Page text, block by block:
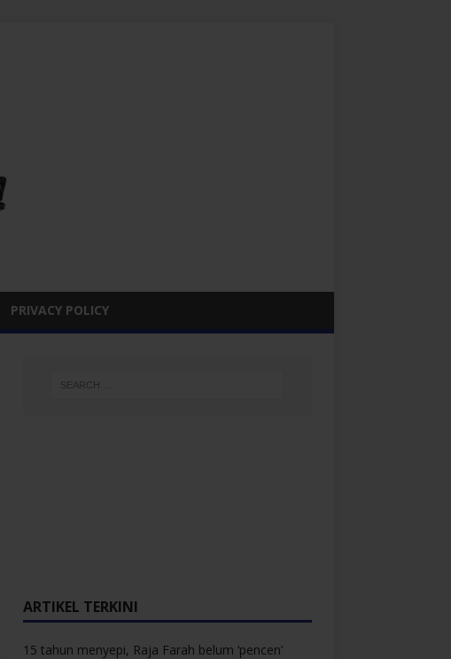
PRIVACY POLICY
ARTIKEL TERKINI
15 tahun menyepi, Raja Farah belum ‘pencen’